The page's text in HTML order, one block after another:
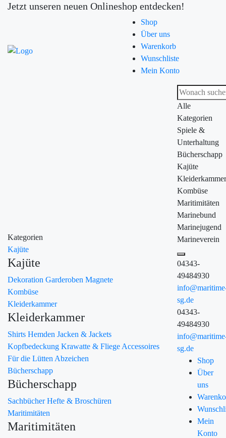
Jetzt unseren neuen Onlineshop entdecken!
Shop
Über uns
Warenkorb
Wunschliste
Mein Konto
Kategorien
Kajüte
Kajüte
Dekoration Garderoben Magnete
Kombüse
Kleiderkammer
Kleiderkammer
Shirts Hemden Jacken & Jackets
Kopfbedeckung Krawatte & Fliege Accessoires
Für die Lütten Abzeichen
Bücherschapp
Bücherschapp
SachbücherHefte & Broschüren
Maritimitäten
Maritimitäten
Alle
Kategorien
Spiele &
Unterhaltung
Bücherschapp
Kajüte
Kleiderkammer
Kombüse
Maritimitäten
Marinebund
Marinejugend
Marineverein
04343-
49484930
sg.de
04343-
49484930
sg.de
Shop
Über
uns
Mein
Konto